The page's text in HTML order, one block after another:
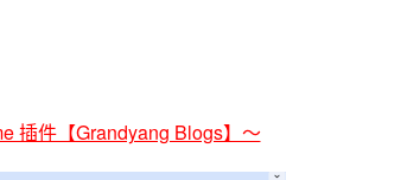
插件【Grandyang Blogs】～